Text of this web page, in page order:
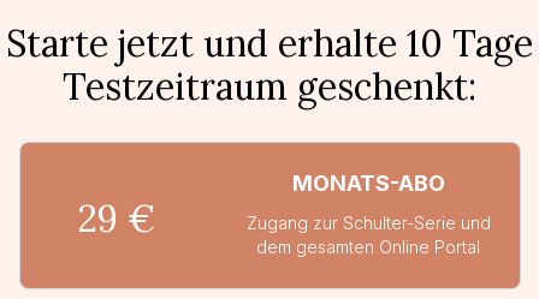
Starte jetzt und erhalte 10 Tage
Testzeitraum geschenkt:
29 €
MONATS-ABO
Zugang zur Schulter-Serie und
dem gesamten Online Portal